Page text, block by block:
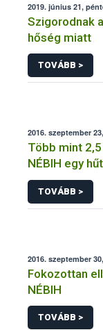
2019. június 21,
Szigorodnak
hőség miatt
TOVÁBB >
2016. szeptember
Több mint
NÉBIH egy
TOVÁBB >
2016. szeptember
Fokozottan
NÉBIH
TOVÁBB >